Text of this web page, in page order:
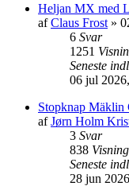
Heljan MX med
afClaus Frost »
6 Svar
1251
Seneste
06 jul
Stopknap Mäklin
afJørn Holm
3 Svar
838
Seneste
28 jun